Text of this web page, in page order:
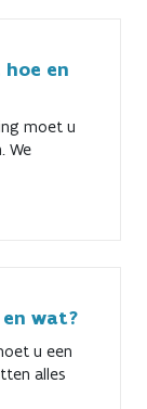
hoe en
moet u
We
en wat?
u een
alles